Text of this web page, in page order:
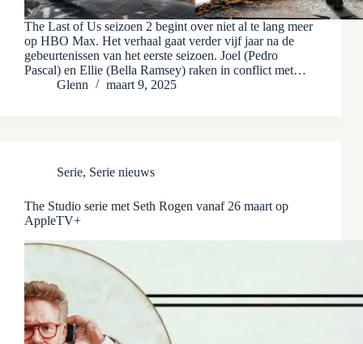
The Last of Us seizoen 2 begint over niet al te lang meer
op HBO Max. Het verhaal gaat verder vijf jaar na de
gebeurtenissen van het eerste seizoen. Joel (Pedro
Pascal) en Ellie (Bella Ramsey) raken in conflict met…
Glenn
maart 9, 2025
Serie, Serie nieuws
The Studio serie met Seth Rogen vanaf 26 maart op
AppleTV+